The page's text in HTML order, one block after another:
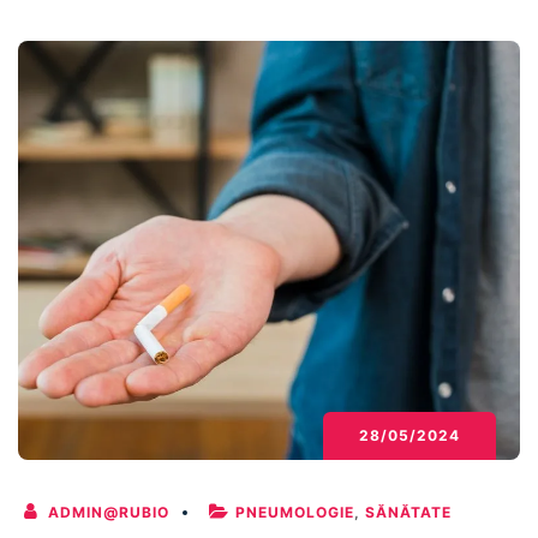
al
fumatului
pasiv
asupra
sanatatii
inimii
copiilor
28/05/2024
ADMIN@RUBIO PNEUMOLOGIE, SĂNĂTATE